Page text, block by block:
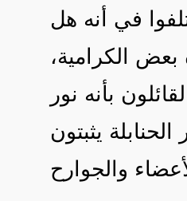
في أنه هل
الكرامية،
بأنه نور
يثبتون